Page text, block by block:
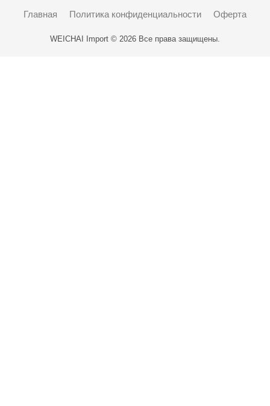
Главная Политика конфиденциальности Оферта
WEICHAI Import © 2026 Все права защищены.